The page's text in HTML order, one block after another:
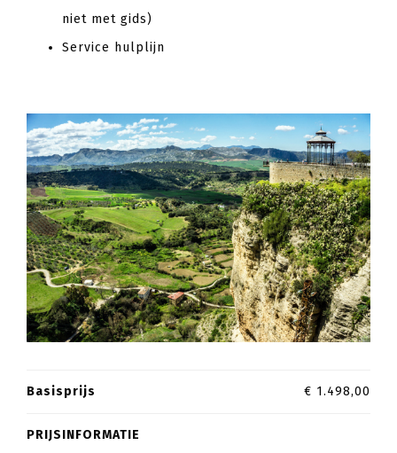
niet met gids)
Service hulplijn
Basisprijs € 1.498,00
PRIJSINFORMATIE